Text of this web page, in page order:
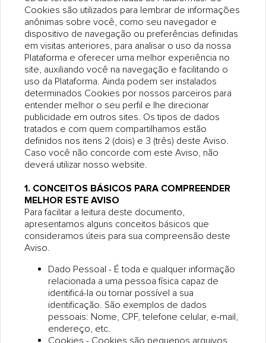
Cookies são utilizados para lembrar de informações
anônimas sobre você, como seu navegador e
dispositivo de navegação ou preferências definidas
em visitas anteriores, para analisar o uso da nossa
Plataforma e oferecer uma melhor experiência no
site, auxiliando você na navegação e facilitando o
uso da Plataforma. Ainda podem ser instalados
determinados Cookies por nossos parceiros para
entender melhor o seu perfil e lhe direcionar
publicidade em outros sites. Os tipos de dados
tratados e com quem compartilhamos estão
definidos nos itens 2 (dois) e 3 (três) deste Aviso.
Caso você não concorde com este Aviso, não
deverá utilizar nosso website.
1. CONCEITOS BÁSICOS PARA COMPREENDER
MELHOR ESTE AVISO
Para facilitar a leitura deste documento,
apresentamos alguns conceitos básicos que
consideramos úteis para sua compreensão deste
Aviso.
Dado Pessoal - É toda e qualquer informação
relacionada a uma pessoa física capaz de
identificá-la ou tornar possível a sua
identificação. São exemplos de dados
pessoais: Nome, CPF, telefone celular, e-mail,
endereço, etc.
Cookies - Cookies são pequenos arquivos